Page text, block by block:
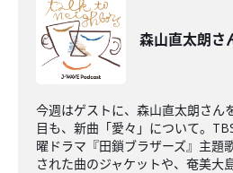
森山直太朗さ
今週はゲストに、森山直太朗さん
目も、新曲「愛々」について。
曜ドラマ『田鎖ブラザーズ』主題
された曲のジャケットや、奄美大